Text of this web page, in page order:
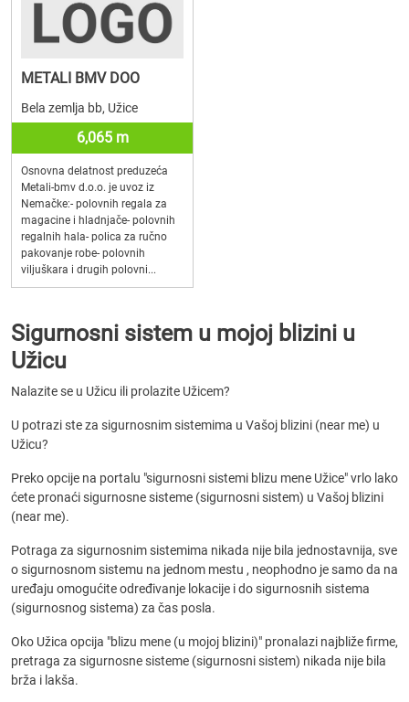
METALI BMV DOO
Bela zemlja bb, Užice
6,065 m
Osnovna delatnost preduzeća
Metali-bmv d.o.o. je uvoz iz
Nemačke:- polovnih regala za
magacine i hladnjače- polovnih
regalnih hala- polica za ručno
pakovanje robe- polovnih
viljuškara i drugih polovni...
Sigurnosni sistem u mojoj blizini u
Užicu
Nalazite se u Užicu ili prolazite Užicem?
U potrazi ste za sigurnosnim sistemima u Vašoj blizini (near me) u
Užicu?
Preko opcije na portalu "sigurnosni sistemi blizu mene Užice" vrlo lako
ćete pronaći sigurnosne sisteme (sigurnosni sistem) u Vašoj blizini
(near me).
Potraga za sigurnosnim sistemima nikada nije bila jednostavnija, sve
o sigurnosnom sistemu na jednom mestu , neophodno je samo da na
uređaju omogućite određivanje lokacije i do sigurnosnih sistema
(sigurnosnog sistema) za čas posla.
Oko Užica opcija "blizu mene (u mojoj blizini)" pronalazi najbliže firme,
pretraga za sigurnosne sisteme (sigurnosni sistem) nikada nije bila
brža i lakša.